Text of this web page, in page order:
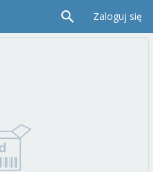
Zaloguj się